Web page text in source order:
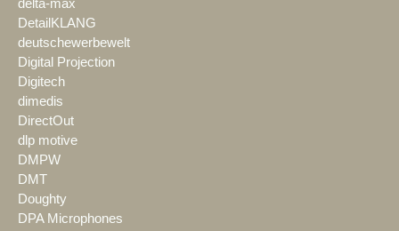
delta-max
DetailKLANG
deutschewerbewelt
Digital Projection
Digitech
dimedis
DirectOut
dlp motive
DMPW
DMT
Doughty
DPA Microphones